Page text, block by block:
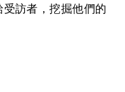
訪者，挖掘他們的